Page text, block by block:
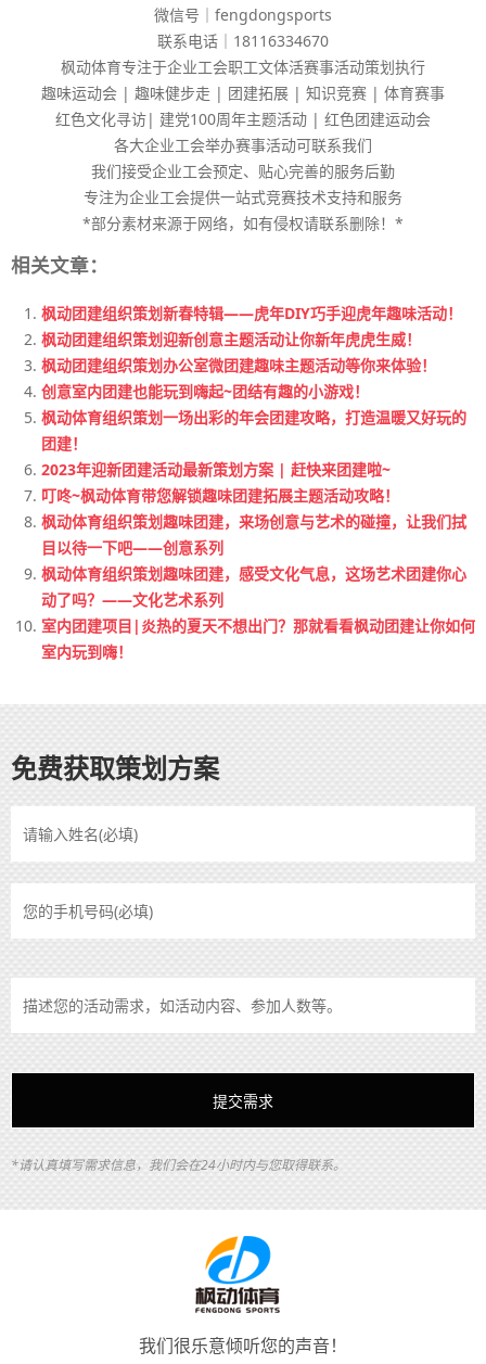
微信号｜fengdongsports
联系电话｜18116334670
枫动体育专注于企业工会职工文体活赛事活动策划执行
趣味运动会 | 趣味健步走 | 团建拓展 | 知识竞赛 | 体育赛事
红色文化寻访| 建党100周年主题活动 | 红色团建运动会
各大企业工会举办赛事活动可联系我们
我们接受企业工会预定、贴心完善的服务后勤
专注为企业工会提供一站式竞赛技术支持和服务
*部分素材来源于网络，如有侵权请联系删除！*
相关文章：
枫动团建组织策划新春特辑——虎年DIY巧手迎虎年趣味活动！
枫动团建组织策划迎新创意主题活动让你新年虎虎生威！
枫动团建组织策划办公室微团建趣味主题活动等你来体验！
创意室内团建也能玩到嗨起~团结有趣的小游戏！
枫动体育组织策划一场出彩的年会团建攻略，打造温暖又好玩的
团建！
2023年迎新团建活动最新策划方案 | 赶快来团建啦~
叮咚~枫动体育带您解锁趣味团建拓展主题活动攻略！
枫动体育组织策划趣味团建，来场创意与艺术的碰撞，让我们拭
目以待一下吧——创意系列
枫动体育组织策划趣味团建，感受文化气息，这场艺术团建你心
动了吗？——文化艺术系列
室内团建项目|炎热的夏天不想出门？那就看看枫动团建让你如何
室内玩到嗨！
免费获取策划方案
*请认真填写需求信息，我们会在24小时内与您取得联系。
我们很乐意倾听您的声音！